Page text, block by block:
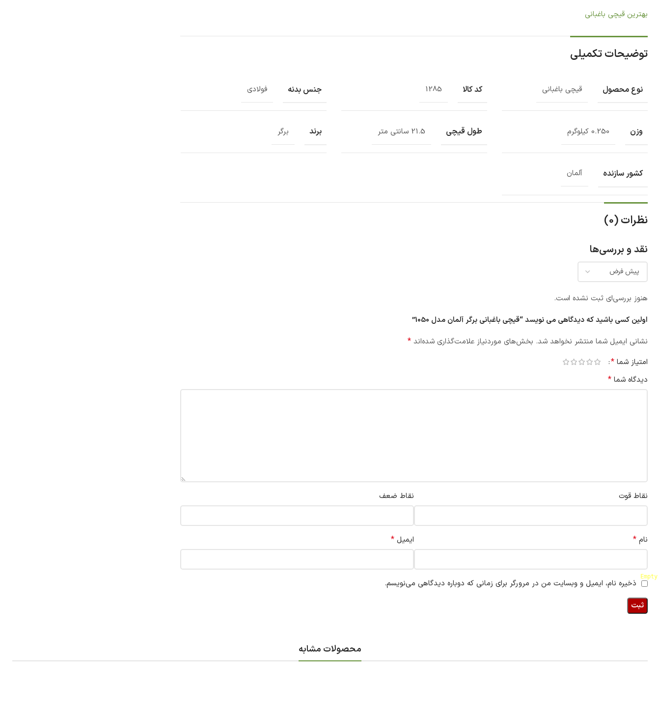
بهترین قیچی باغبانی
توضیحات تکمیلی
نوع محصول قیچی باغبانی کد کالا 1285 جنس بدنه فولادی
وزن 0.250 کیلوگرم طول قیچی 21.5 سانتی متر برند برگر
کشور سازنده آلمان
نظرات (0)
نقد و بررسی‌ها
هنوز بررسی‌ای ثبت نشده است.
اولین کسی باشید که دیدگاهی می نویسد “قیچی باغبانی برگر آلمان مدل 1050”
نشانی ایمیل شما منتشر نخواهد شد. بخش‌های موردنیاز علامت‌گذاری شده‌اند *
امتیاز شما *
دیدگاه شما *
نقاط قوت نقاط ضعف
نام * ایمیل *
ذخیره نام، ایمیل و وبسایت من در مرورگر برای زمانی که دوباره دیدگاهی می‌نویسم.
محصولات مشابه